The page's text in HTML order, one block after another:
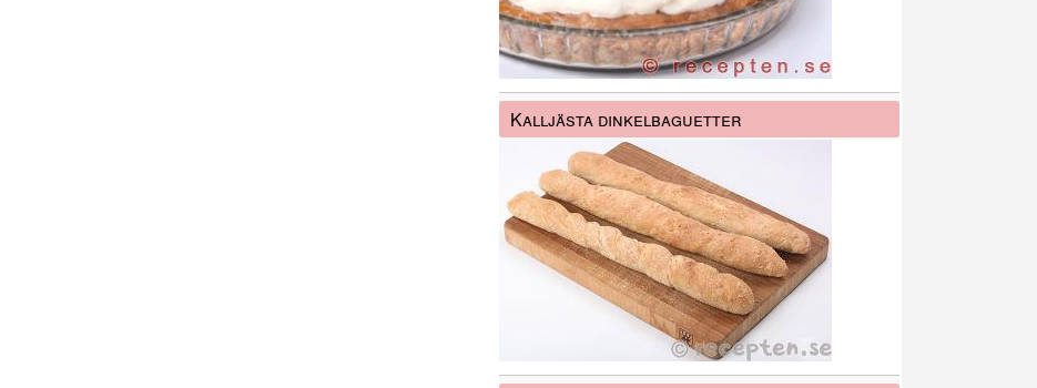
Kalljästa dinkelbaguetter